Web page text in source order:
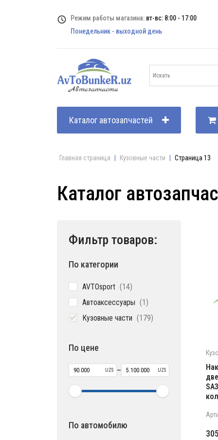
Режим работы магазина: вт-вс: 8:00 - 17:00
Понедельник - выходной день
Каталог автозапчастей
Главная страница Кузовные части Страница 13
Каталог
Фильтр товаров:
По категории
AVTOsport 1414
Автоаксессуары 1 1
Кузовные части 179179
По цене
UZS – UZS
По автомобилю